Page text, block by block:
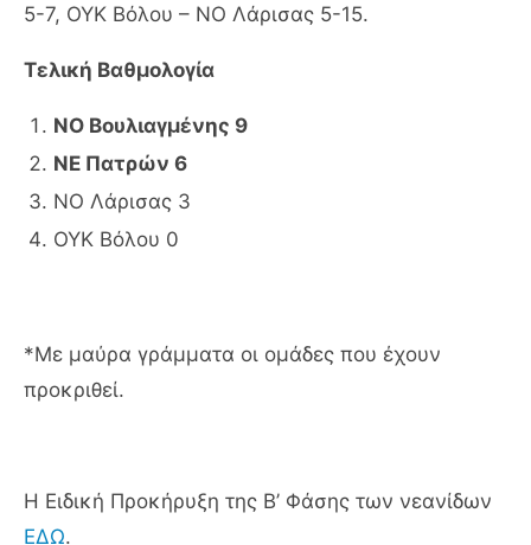
5-7, ΟΥΚ Βόλου – ΝΟ Λάρισας 5-15.
Τελική Βαθμολογία
ΝΟ Βουλιαγμένης 9
ΝΕ Πατρών 6
ΝΟ Λάρισας 3
ΟΥΚ Βόλου 0
*Με μαύρα γράμματα οι ομάδες που έχουν
προκριθεί.
Η Ειδική Προκήρυξη της Β’ Φάσης των νεανίδων
ΕΔΩ.